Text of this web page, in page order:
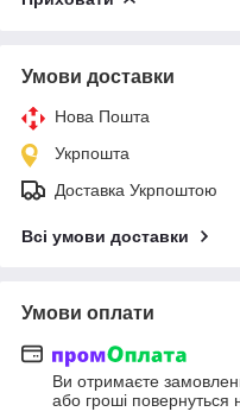
Умови доставки
Нова Пошта
Укрпошта
Доставка Укрпоштою
Всі умови доставки
Умови оплати
Ви отримаєте
або гроші повернуться